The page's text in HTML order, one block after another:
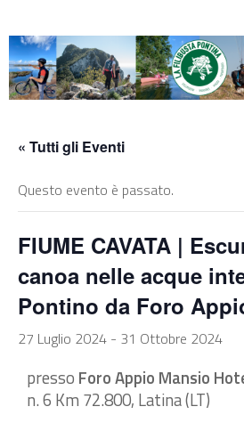
to
content
« Tutti gli Eventi
Questo evento è passato.
FIUME CAVATA |
canoa nelle acque
Pontino da Foro
27 Luglio 2024 - 31 Ottobre 2024
presso Foro Appio Mansio
n. 6 Km 72.800, Latina (LT)